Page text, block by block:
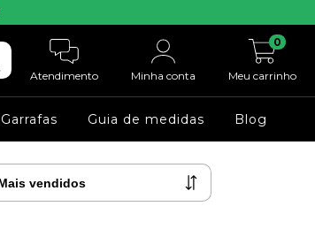
Atendimento Minha conta Meu carrinho
0
Garrafas Guia de medidas Blog